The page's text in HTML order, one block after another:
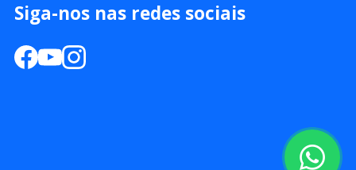
Siga-nos nas redes sociais